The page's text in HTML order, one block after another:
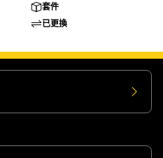
套件
已更換